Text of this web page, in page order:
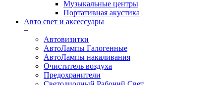
Музыкальные центры
Портативная акустика
Авто свет и аксессуары
+
Автовизитки
АвтоЛампы Галогенные
АвтоЛампы накаливания
Очиститель воздуха
Предохранители